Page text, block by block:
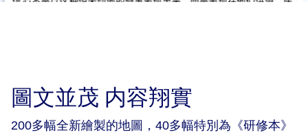
圖文並茂 内容翔實
200多幅全新繪製的地圖，40多幅特別為《研修本》